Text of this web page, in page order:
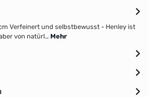
Verfeinert und selbstbewusst - Henley ist
von natürl… Mehr